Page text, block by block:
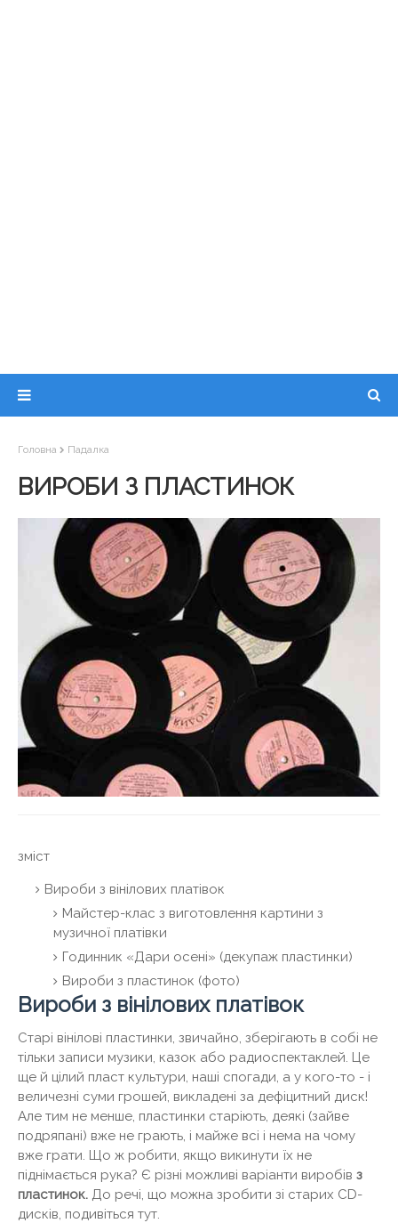
Головна Падалка
ВИРОБИ З ПЛАСТИНОК
зміст
Вироби з вінілових платівок
Майстер-клас з виготовлення картини з
музичної платівки
Годинник «Дари осені» (декупаж пластинки)
Вироби з пластинок (фото)
Вироби з вінілових платівок
Старі вінілові пластинки, звичайно, зберігають в собі не
тільки записи музики, казок або радиоспектаклей. Це
ще й цілий пласт культури, наші спогади, а у кого-то - і
величезні суми грошей, викладені за дефіцитний диск!
Але тим не менше, пластинки старіють, деякі (зайве
подряпані) вже не грають, і майже всі і нема на чому
вже грати. Що ж робити, якщо викинути їх не
піднімається рука? Є різні можливі варіанти виробів з
пластинок. До речі, що можна зробити зі старих CD-
дисків, подивіться тут.